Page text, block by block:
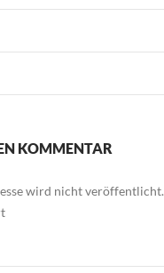
KOMMENTAR
wird nicht veröffentlicht.